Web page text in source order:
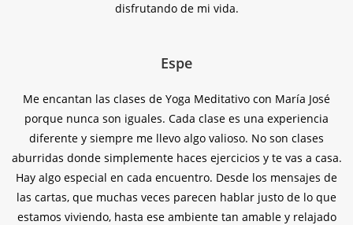
disfrutando de mi vida.
Espe
Me encantan las clases de Yoga Meditativo con María José
porque nunca son iguales. Cada clase es una experiencia
diferente y siempre me llevo algo valioso. No son clases
aburridas donde simplemente haces ejercicios y te vas a casa.
Hay algo especial en cada encuentro. Desde los mensajes de
las cartas, que muchas veces parecen hablar justo de lo que
estamos viviendo, hasta ese ambiente tan amable y relajado